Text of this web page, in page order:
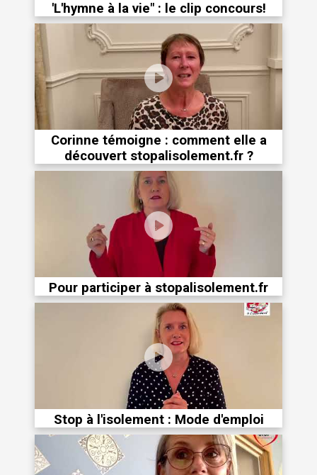
'L'hymne à la vie" : le clip concours!
Corinne témoigne : comment elle a
découvert stopalisolement.fr ?
Pour participer à stopalisolement.fr
Stop à l'isolement : Mode d'emploi